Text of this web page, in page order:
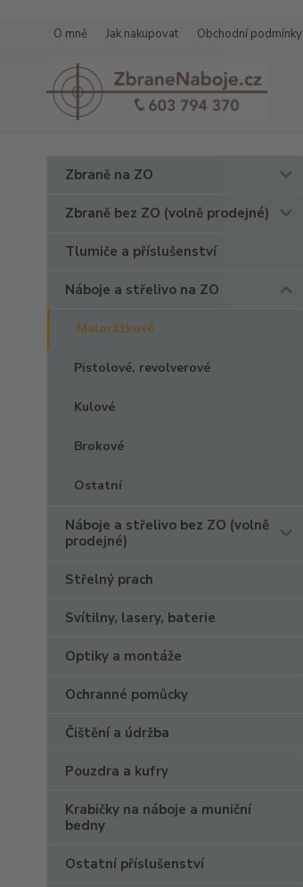
O mně Jak nakupovat Obchodní podmínky
Zbraně na ZO
Zbraně bez ZO (volně prodejné)
Tlumiče a příslušenství
Náboje a střelivo na ZO
Malorážkové
Pistolové, revolverové
Kulové
Brokové
Ostatní
Náboje a střelivo bez ZO (volně
prodejné)
Střelný prach
Svítilny, lasery, baterie
Optiky a montáže
Ochranné pomůcky
Čištění a údržba
Pouzdra a kufry
Krabičky na náboje a muniční
bedny
Ostatní příslušenství